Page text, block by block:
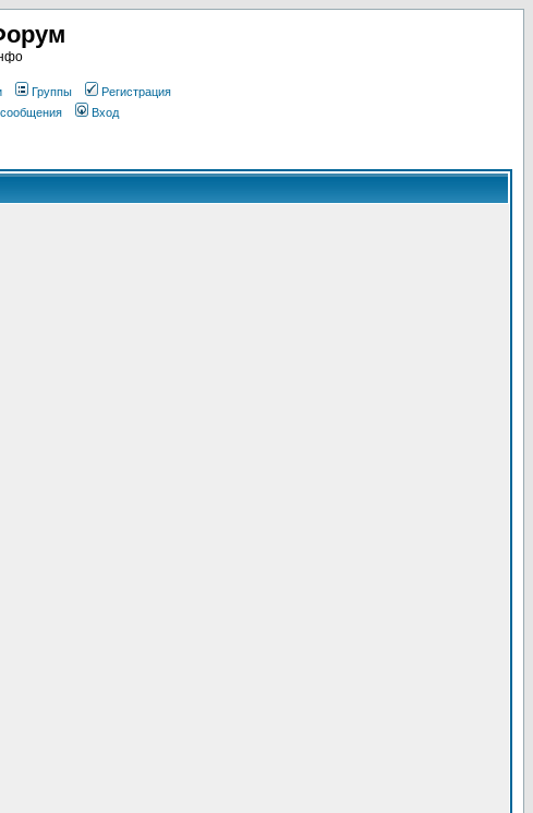
Группы
Регистрация
Вход